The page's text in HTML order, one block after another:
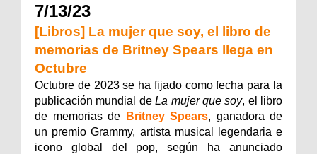
7/13/23
[Libros] La mujer que soy, el libro de
memorias de Britney Spears llega en
Octubre
Octubre de 2023 se ha fijado como fecha para la
publicación mundial deLa mujer que soy, el libro
de memorias de
BritneySpears, ganadora de
un premio Grammy, artista musical legendaria e
icono global del pop, según ha anunciado